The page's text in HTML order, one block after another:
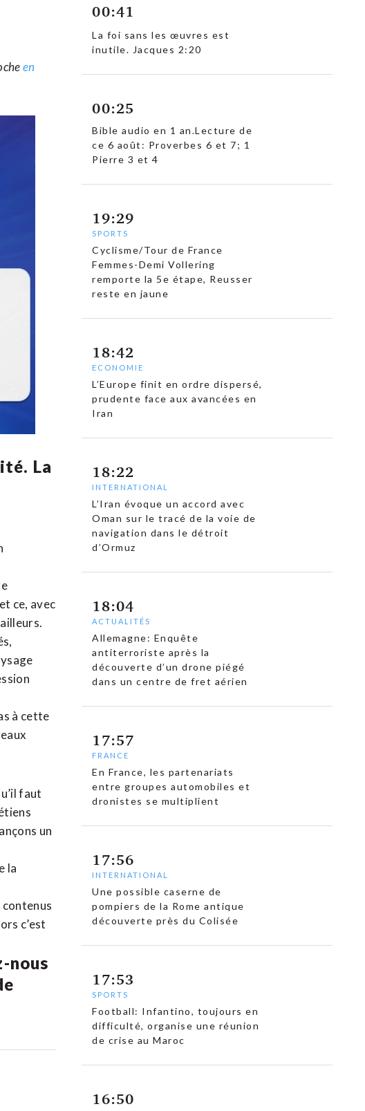
en
La
ce, avec
à cette
faut
un
la
c’est
nous
00:41
La foi sans les œuvres est
inutile. Jacques 2:20
00:25
Bible audio en 1 an.Lecture de
ce 6 août: Proverbes 6 et 7; 1
Pierre 3 et 4
19:29
SPORTS
Cyclisme/Tour de France
Femmes-Demi Vollering
remporte la 5e étape, Reusser
reste en jaune
18:42
ECONOMIE
L’Europe finit en ordre dispersé,
prudente face aux avancées en
Iran
18:22
INTERNATIONAL
L’Iran évoque un accord avec
Oman sur le tracé de la voie de
navigation dans le détroit
d’Ormuz
18:04
ACTUALITÉS
Allemagne: Enquête
antiterroriste après la
découverte d’un drone piégé
dans un centre de fret aérien
17:57
FRANCE
En France, les partenariats
entre groupes automobiles et
dronistes se multiplient
17:56
INTERNATIONAL
Une possible caserne de
pompiers de la Rome antique
découverte près du Colisée
17:53
SPORTS
Football: Infantino, toujours en
difficulté, organise une réunion
de crise au Maroc
16:50